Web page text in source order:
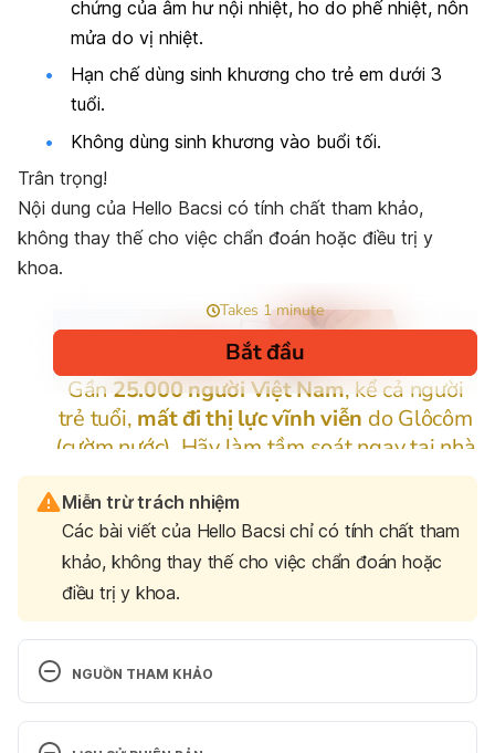
chứng của âm hư nội nhiệt, ho do phế nhiệt, nôn
mửa do vị nhiệt.
Hạn chế dùng sinh khương cho trẻ em dưới 3
tuổi.
Không dùng sinh khương vào buổi tối.
Trân trọng!
Nội dung của Hello Bacsi có tính chất tham khảo,
không thay thế cho việc chẩn đoán hoặc điều trị y
khoa.
Miễn trừ trách nhiệm
Các bài viết của Hello Bacsi chỉ có tính chất tham
khảo, không thay thế cho việc chẩn đoán hoặc
điều trị y khoa.
NGUỒN THAM KHẢO
lieu/sinh-khuong. Ngày truy cập: 25/4/2022.